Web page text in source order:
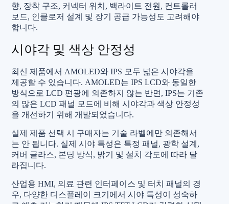
향, 장착 구조, 커넥터 위치, 백라이트 전원, 컨트롤러
보드, 인클로저 설계 및 장기 공급 가능성도 고려해야
합니다.
시야각 및 색상 안정성
최신 제품에서 AMOLED와 IPS 모두 넓은 시야각을
제공할 수 있습니다. AMOLED는 IPS LCD와 동일한
방식으로 LCD 편광에 의존하지 않는 반면, IPS는 기존
의 많은 LCD 패널 모드에 비해 시야각과 색상 안정성
을 개선하기 위해 개발되었습니다.
실제 제품 선택 시 구매자는 기술 라벨에만 의존해서
는 안 됩니다. 실제 시야 특성은 특정 패널, 광학 설계,
커버 글라스, 본딩 방식, 밝기 및 설치 각도에 따라 달
라집니다.
산업용 HMI, 의료 관련 인터페이스 및 터치 패널의 경
우, 다양한 디스플레이 크기에서 시야 특성이 성숙하